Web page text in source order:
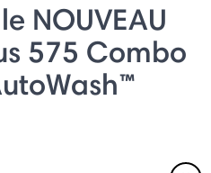
NOUVEAU
575 Combo